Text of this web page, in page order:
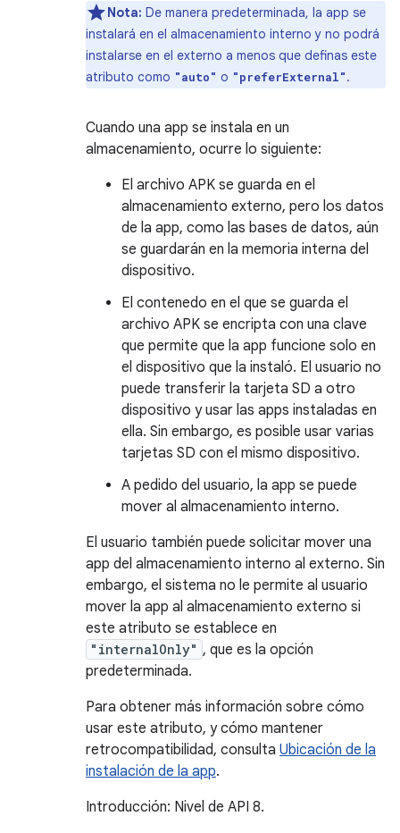
Nota: De manera predeterminada, la app se
instalará en el almacenamiento interno y no podrá
instalarse en el externo a menos que definas este
atributo como "auto" o "preferExternal".
Cuando una app se instala en un
almacenamiento, ocurre lo siguiente:
El archivo APK se guarda en el
almacenamiento externo, pero los datos
de la app, como las bases de datos, aún
se guardarán en la memoria interna del
dispositivo.
El contenedo en el que se guarda el
archivo APK se encripta con una clave
que permite que la app funcione solo en
el dispositivo que la instaló. El usuario no
puede transferir la tarjeta SD a otro
dispositivo y usar las apps instaladas en
ella. Sin embargo, es posible usar varias
tarjetas SD con el mismo dispositivo.
A pedido del usuario, la app se puede
mover al almacenamiento interno.
El usuario también puede solicitar mover una
app del almacenamiento interno al externo. Sin
embargo, el sistema no le permite al usuario
mover la app al almacenamiento externo si
este atributo se establece en
"internalOnly" , que es la opción
predeterminada.
Para obtener más información sobre cómo
usar este atributo, y cómo mantener
retrocompatibilidad, consulta Ubicación de la
instalación de la app.
Introducción: Nivel de API 8.